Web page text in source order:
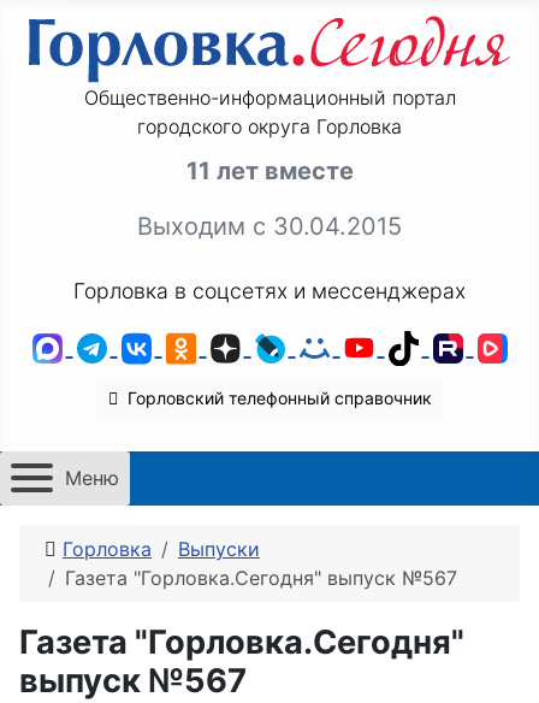
Общественно-информационный портал
городского округа Горловка
11 лет вместе
Выходим с 30.04.2015
Горловка в соцсетях и мессенджерах
MAXTelegram
ВКонтакте
Одноклассники
ДзенLiveJournal
Мой Мир
YouTube
TikTok
Горловский телефонный справочник
Меню
Горловка
Выпуски
Газета "Горловка.Сегодня" выпуск №567
Газета "Горловка.Сегодня"
выпуск №567